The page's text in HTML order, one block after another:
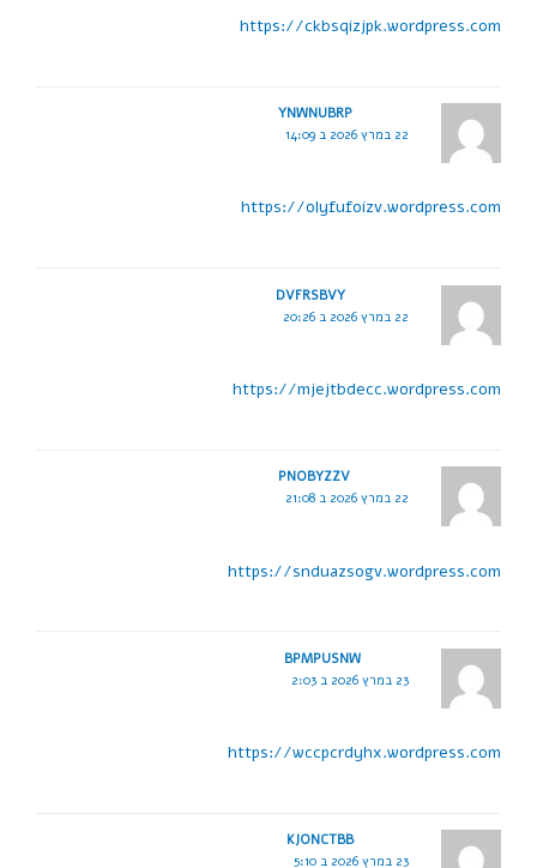
https://ckbsqizjpk.wordpress.com
YNWNUBRP
22 במרץ 2026 ב 14:09
https://olyfufoizv.wordpress.com
DVFRSBVY
22 במרץ 2026 ב 20:26
https://mjejtbdecc.wordpress.com
PNOBYZZV
22 במרץ 2026 ב 21:08
https://snduazsogv.wordpress.com
BPMPUSNW
23 במרץ 2026 ב 2:03
https://wccpcrdyhx.wordpress.com
KJONCTBB
23 במרץ 2026 ב 5:10